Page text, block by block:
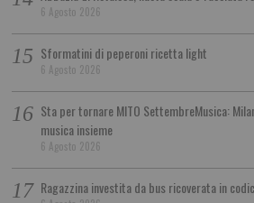
6 Agosto 2026
Sformatini di peperoni ricetta light
6 Agosto 2026
Sta per tornare MITO SettembreMusica:
musica insieme
6 Agosto 2026
Ragazzina investita da bus ricoverata in